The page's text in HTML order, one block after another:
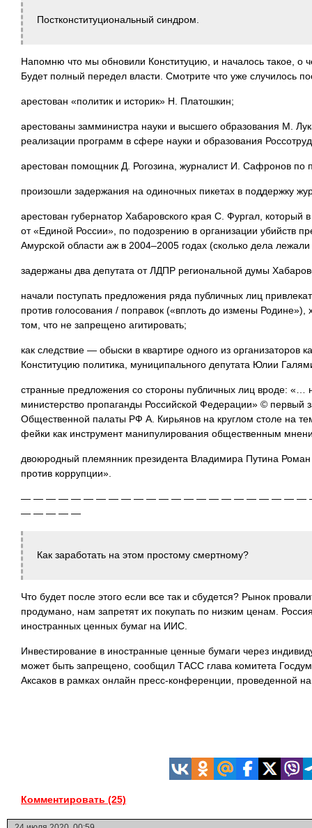
Постконституциональный синдром.
Напомню что мы обновили Конституцию, и началось такое, о
Будет полный передел власти. Смотрите что уже случилось
арестован «политик и историк» Н. Платошкин;
арестованы замминистра науки и высшего образования М.
реализации программ в сфере науки и образования
арестован помощник Д. Рогозина, журналист И. Сафронов по
произошли задержания на одиночных пикетах в поддержку
арестован губернатор Хабаровского края С. Фургал, который
от «Единой России», по подозрению в организации убийств
Амурской области аж в 2004–2005 годах (сколько дела
задержаны два депутата от ЛДПР региональной думы
начали поступать предложения ряда публичных лиц
против голосования / поправок («вплоть до измены
том, что не запрещено агитировать;
как следствие — обыски в квартире одного из организаторов
Конституцию политика, муниципального депутата Юлии
странные предложения со стороны публичных лиц вроде: «…
министерство пропаганды Российской Федерации» © первый
Общественной палаты РФ А. Кирьянов на круглом столе на
фейки как инструмент манипулирования общественным
двоюродный племянник президента Владимира Путина
против коррупции».
— — — — — — — — — — — — — — — — — — — — — —
— — — — —
Как заработать на этом простому смертному?
Что будет после этого если все так и сбудется? Рынок
продумано, нам запретят их покупать по низким ценам.
иностранных ценных бумаг на ИИС.
Инвестирование в иностранные ценные бумаги через
может быть запрещено, сообщил ТАСС глава комитета
Аксаков в рамках онлайн пресс-конференции, проведенной
Комментировать (25)